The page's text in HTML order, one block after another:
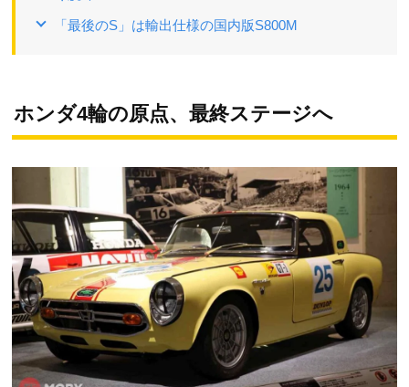
「最後のS」は輸出仕様の国内版S800M
ホンダ4輪の原点、最終ステージへ